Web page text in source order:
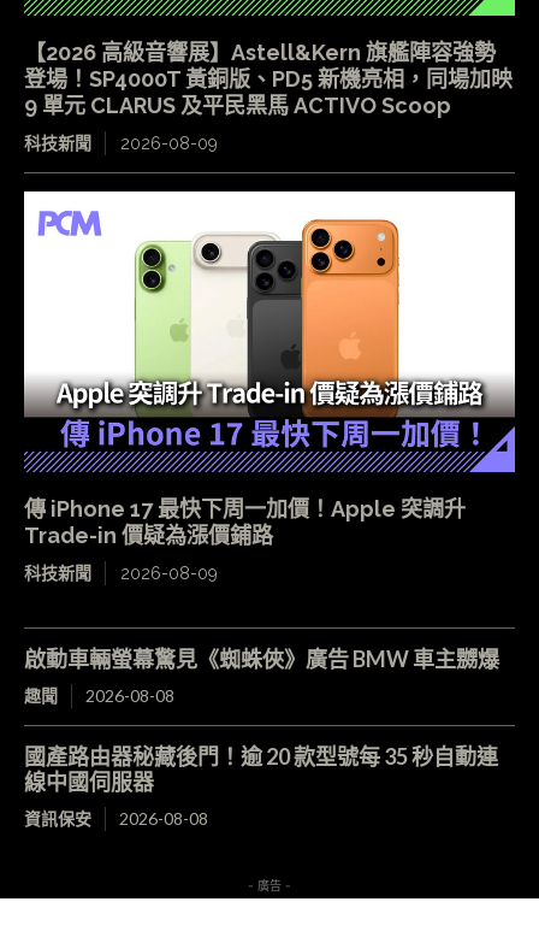
【2026 高級音響展】Astell&Kern 旗艦陣容強勢
登場！SP4000T 黃銅版、PD5 新機亮相，同場加映
9 單元 CLARUS 及平民黑馬 ACTIVO Scoop
科技新聞 2026-08-09
傳 iPhone 17 最快下周一加價！Apple 突調升
Trade-in 價疑為漲價鋪路
科技新聞 2026-08-09
啟動車輛螢幕驚見《蜘蛛俠》廣告 BMW 車主嬲爆
趣聞 2026-08-08
國產路由器秘藏後門！逾 20 款型號每 35 秒自動連
線中國伺服器
資訊保安 2026-08-08
- 廣告 -